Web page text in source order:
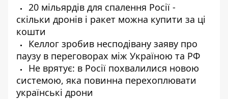
20 мільярдів для спалення Росії -
скільки дронів і ракет можна купити за ці
кошти
Келлог зробив несподівану заяву про
паузу в переговорах між Україною та РФ
Не врятує: в Росії похвалилися новою
системою, яка повинна перехоплювати
українські дрони